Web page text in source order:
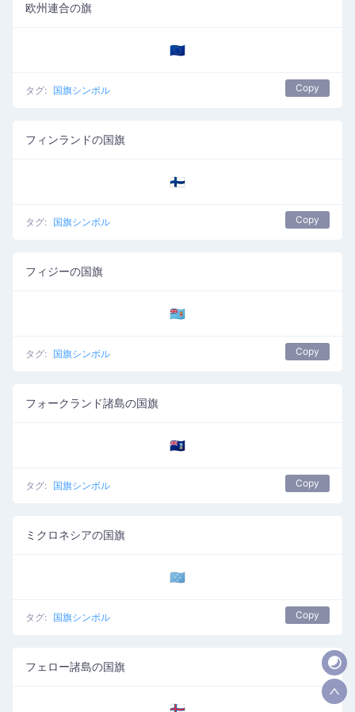
欧州連合の旗
🇪🇺
タグ: 国旗シンボル Copy
フィンランドの国旗
🇫🇮
タグ: 国旗シンボル Copy
フィジーの国旗
🇫🇯
タグ: 国旗シンボル Copy
フォークランド諸島の国旗
🇫🇰
タグ: 国旗シンボル Copy
ミクロネシアの国旗
🇫🇲
タグ: 国旗シンボル Copy
フェロー諸島の国旗
🇫🇴